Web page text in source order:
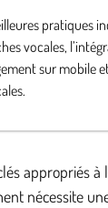
pratiques
vocales,
sur mobile
appropriés
nécessite